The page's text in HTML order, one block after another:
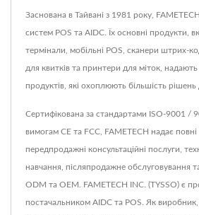
Заснована в Тайвані з 1981 року,
систем POS та AIDC. Їх основні продукти,
термінали, мобільні POS, сканери штрих-
для квитків та принтери для міток,
продуктів, які охоплюють більшість рішень
Сертифікована за стандартами ISO-9001 /
вимогам CE та FCC, FAMETECH надає
передпродажні консультаційні послуги,
навчання, післяпродажне обслуговування
ODM та OEM. FAMETECH INC. (TYSSO) є
постачальником AIDC та POS. Як